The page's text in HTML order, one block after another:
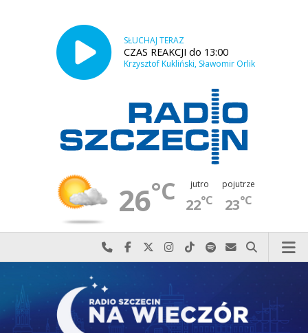
SŁUCHAJ TERAZ
CZAS REAKCJI do 13:00
Krzysztof Kukliński, Sławomir Orlik
26°C jutro
22°C
pojutrze
23°C
Najlepiej po prostu do nas zadzwoń
Odwiedź nas na Facebook-u
Odwiedź nas na X
Odwiedź nas na Instagram-ie
Odwiedź nas na TikTok-u
Szukaj nas na Spotify
Wyślij do nas
Szukaj